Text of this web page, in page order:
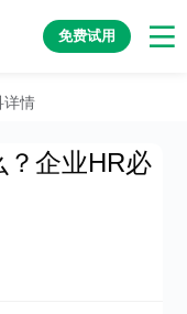
免费试用
详情
？企业HR必